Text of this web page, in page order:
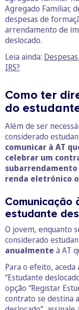
Agregado Familiar,
despesas de
arrendamento de
deslocado.
Leia ainda:
IRS?
Como ter
do
Além de ser
considerado
comunicar à AT
celebrar um
subarrendamento
renda eletrónico
Comunicação
estudante
O jovem, enquanto
considerado
anualmente à AT
Para o efeito, aceda
“Estudante
opção “Registar
contrato se destina